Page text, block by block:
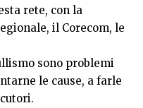
rete, con la
il Corecom, le
sono problemi
le cause, a farle